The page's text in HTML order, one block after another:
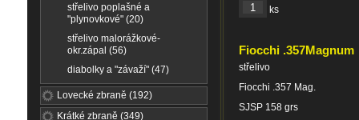
střelivo poplašné a
"plynovkové" (20)
střelivo malorážkové-
okr.zápal (56)
diabolky a "závaží" (47)
Lovecké zbraně (192)
Krátké zbraně (349)
ks
Fiocchi .357Magnum
střelivo
Fiocchi .357 Mag.
SJSP 158 grs